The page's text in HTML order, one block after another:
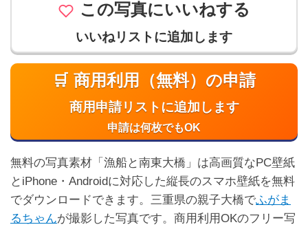
この写真にいいねする
いいねリストに追加します
🛒 商用利用（無料）の申請
商用申請リストに追加します
申請は何枚でもOK
無料の写真素材「漁船と南東大橋」は高画質なPC壁紙
とiPhone・Androidに対応した縦長のスマホ壁紙を無料
でダウンロードできます。三重県の親子大橋でふがま
るちゃんが撮影した写真です。商用利用OKのフリー写